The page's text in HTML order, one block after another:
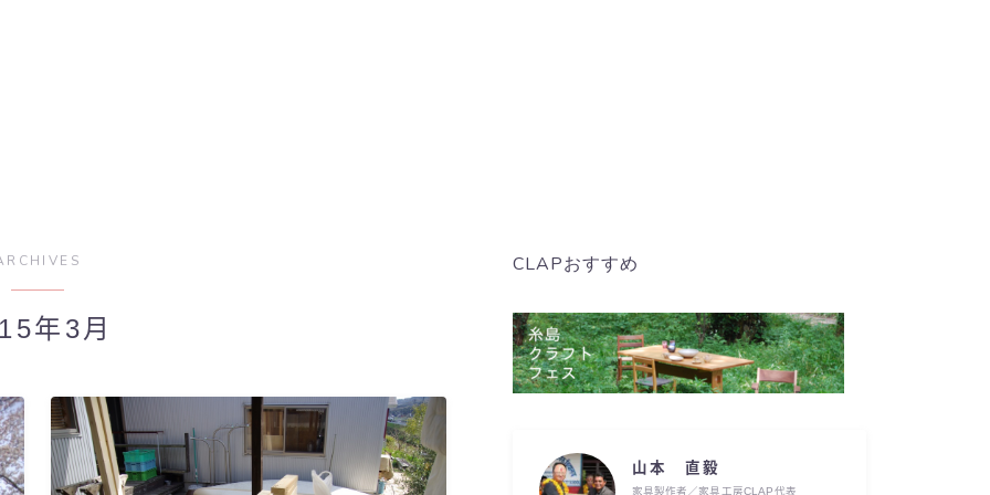
年3月
CLAPおすすめ
山本 直毅
家具製作者／家具工房CLAP代表